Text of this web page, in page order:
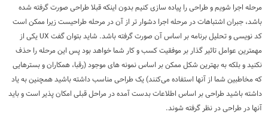
مرحله اجرا شویم و طراحی را پیاده سازی کنیم بدون اینکه قبلا طراحی صورت گرفته شده
باشد، جبران اشتباهات در مرحله اجرا دشوار تر از آن در مرحله طراحیست زیرا ممکن است
کد نویسی و تحلیل برنامه بر اساس آن صورت گرفته باشد. شاید بتوان گفت UX یکی از
مهمترین عوامل تاثیر گذار بر موفقیت کسب و کار شما خواهد بود پس این مرحله را حذف
نکنید و بلکه به بهترین شکل ممکن بر اساس نمونه های موجود (رقبا، همکاران و بسترهایی
که مخاطبین شما از آنها استفاده می‌کنند) یک طراحی مناسب داشته باشید همچنین به یاد
داشته باشید طراحی بر اساس اطلاعات بدست آمده در مراحل قبلی امکان پذیر است و باید
آنها در طراحی در نظر گرفته شوند.